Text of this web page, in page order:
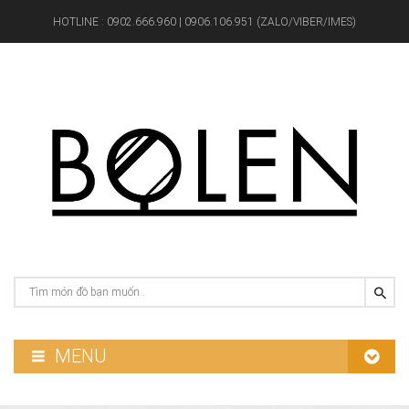
HOTLINE : 0902.666.960 | 0906.106.951 (ZALO/VIBER/IMES)
MENU